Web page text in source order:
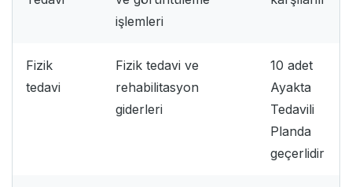
işlemleri
Fizik
tedavi
Fizik tedavi ve
rehabilitasyon
giderleri
10 adet
Ayakta
Tedavili
Planda
geçerlidir